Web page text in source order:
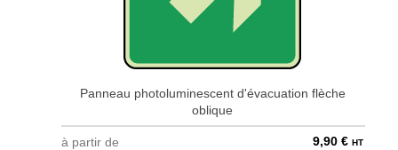
Panneau photoluminescent d'évacuation flèche
oblique
à partir de 9,90 € HT